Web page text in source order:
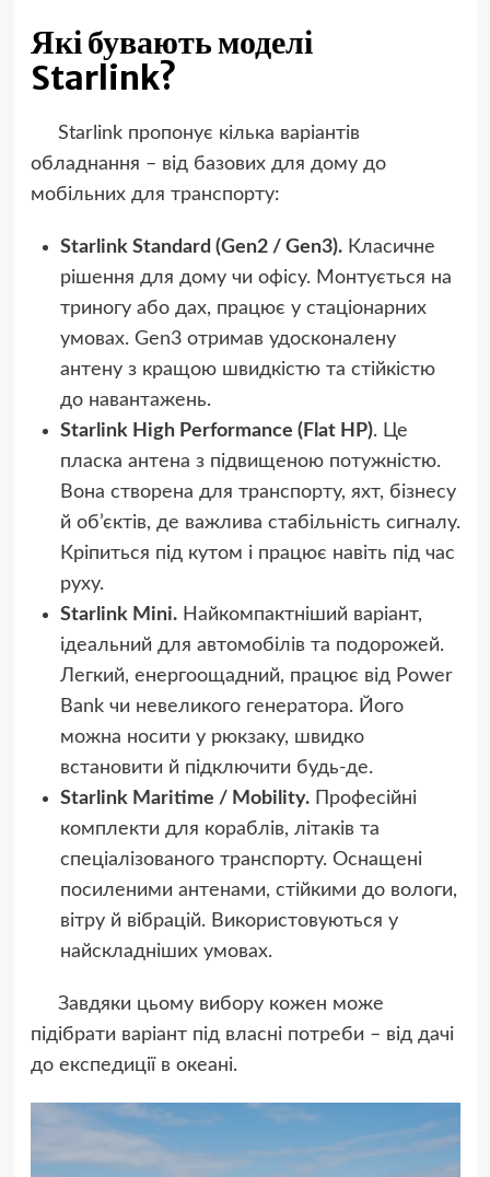
Які бувають моделі
Starlink?
Starlink пропонує кілька варіантів
обладнання – від базових для дому до
мобільних для транспорту:
Starlink Standard (Gen2 / Gen3).Класичне
рішення для дому чи офісу. Монтується на
триногу або дах, працює у стаціонарних
умовах. Gen3 отримав удосконалену
антену з кращою швидкістю та стійкістю
до навантажень.
Starlink High Performance (Flat HP). Це
пласка антена з підвищеною потужністю.
Вона створена для транспорту, яхт, бізнесу
й об’єктів, де важлива стабільність сигналу.
Кріпиться під кутом і працює навіть під час
руху.
Starlink Mini.Найкомпактніший варіант,
ідеальний для автомобілів та подорожей.
Легкий, енергоощадний, працює від Power
Bank чи невеликого генератора. Його
можна носити у рюкзаку, швидко
встановити й підключити будь-де.
Starlink Maritime / Mobility.Професійні
комплекти для кораблів, літаків та
спеціалізованого транспорту. Оснащені
посиленими антенами, стійкими до вологи,
вітру й вібрацій. Використовуються у
найскладніших умовах.
Завдяки цьому вибору кожен може
підібрати варіант під власні потреби – від дачі
до експедиції в океані.